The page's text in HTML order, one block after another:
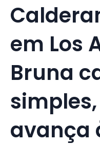
em Los
Bruna
avança